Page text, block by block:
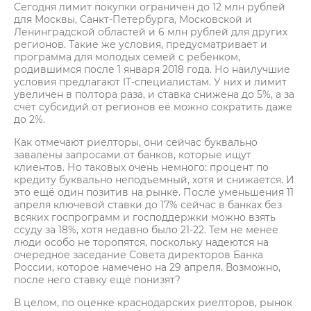
Сегодня лимит покупки ограничен до 12 млн рублей
для Москвы, Санкт-Петербурга, Московской и
Ленинградской областей и 6 млн рублей для других
регионов. Такие же условия, предусматривает и
программа для молодых семей с ребенком,
родившимся после 1 января 2018 года. Но наилучшие
условия предлагают IT-специалистам. У них и лимит
увеличен в полтора раза, и ставка снижена до 5%, а за
счёт субсидий от регионов её можно сократить даже
до 2%.
Как отмечают риелторы, они сейчас буквально
завалены запросами от банков, которые ищут
клиентов. Но таковых очень немного: процент по
кредиту буквально неподъемный, хотя и снижается. И
это ещё один позитив на рынке. После уменьшения 11
апреля ключевой ставки до 17% сейчас в банках без
всяких госпрограмм и господдержки можно взять
ссуду за 18%, хотя недавно было 21-22. Тем не менее
люди особо не торопятся, поскольку надеются на
очередное заседание Совета директоров Банка
России, которое намечено на 29 апреля. Возможно,
после него ставку ещё понизят?
В целом, по оценке краснодарских риелторов, рынок